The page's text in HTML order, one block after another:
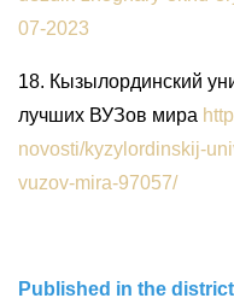
07-2023
18. Кызылординский
лучших ВУЗов мира
novosti/kyzylordinskij-
vuzov-mira-97057/
Published in the